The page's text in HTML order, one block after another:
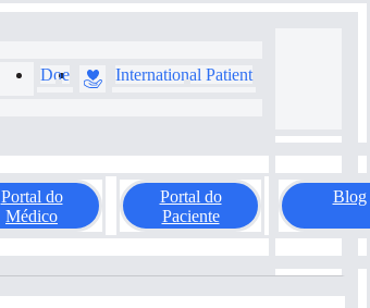
Doe International Patient
Portal do
Médico
Portal do
Paciente
Blog